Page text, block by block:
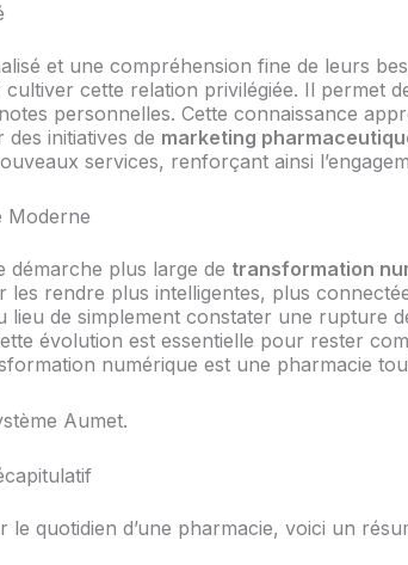
et une compréhension fine de leurs
cette relation privilégiée. Il permet
personnelles. Cette connaissance
initiatives de marketing
services, renforçant ainsi
Moderne
démarche plus large de transformation
les rendre plus intelligentes, plus
de simplement constater une rupture
évolution est essentielle pour rester
numérique est une pharmacie
le quotidien d’une pharmacie, voici un